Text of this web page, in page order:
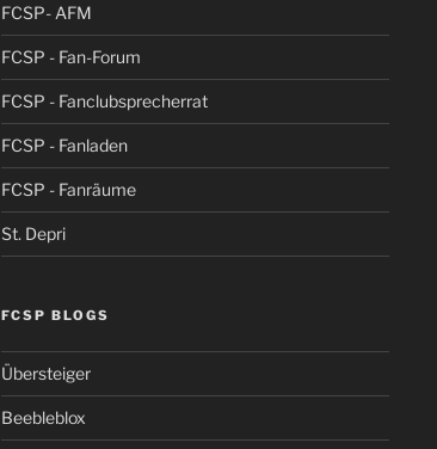
FCSP- AFM
FCSP - Fan-Forum
FCSP - Fanclubsprecherrat
FCSP - Fanladen
FCSP - Fanräume
St. Depri
FCSP BLOGS
Übersteiger
Beebleblox